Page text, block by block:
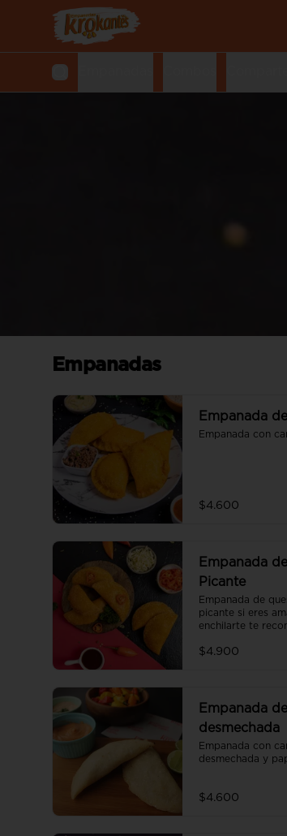
Empanadas
Empanada con
$4.600
Empanada
Picante
Empanada de
picante si eres
enchilarte te
encantar.el grado
$4.900
Empanada
desmechada
Empanada con
desmechada y
$4.600